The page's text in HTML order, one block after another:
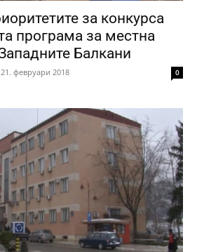
за конкурса
програма за местна
Балкани
21. февруари 2018 0